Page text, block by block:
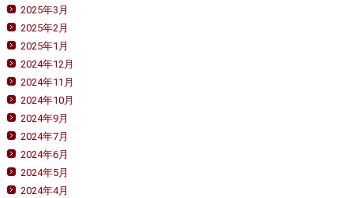
2025年3月
2025年2月
2025年1月
2024年12月
2024年11月
2024年10月
2024年9月
2024年7月
2024年6月
2024年5月
2024年4月